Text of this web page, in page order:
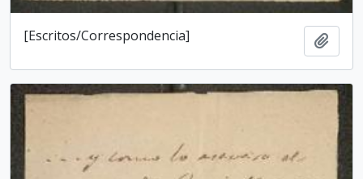
[Escritos/Correspondencia]